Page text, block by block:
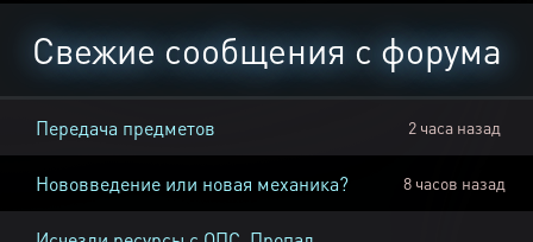
Свежие сообщения с форума
Передача предметов 2 часа назад
Нововведение или новая механика? 8 часов назад